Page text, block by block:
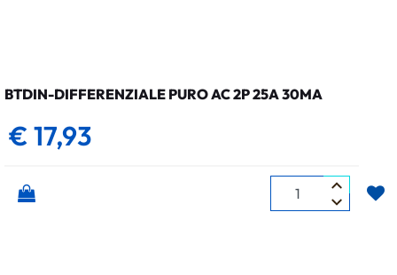
BTDIN-DIFFERENZIALE PURO AC 2P 25A 30MA
€ 17,93
Quantità